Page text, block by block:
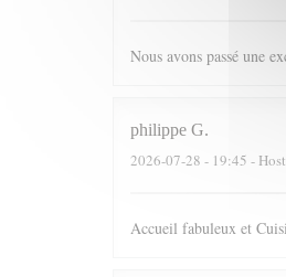
Nous avons passé une
philippe G
2026-07-28 - 19:45 -
Accueil fabuleux et